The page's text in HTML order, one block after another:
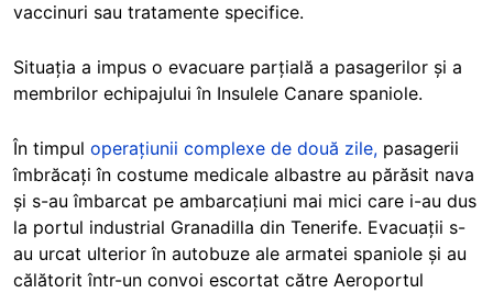
vaccinuri sau tratamente specifice.
Situația a impus o evacuare parțială a pasagerilor și a
membrilor echipajului în Insulele Canare spaniole.
În timpul operațiunii complexe de două zile, pasagerii
îmbrăcați în costume medicale albastre au părăsit nava
și s-au îmbarcat pe ambarcațiuni mai mici care i-au dus
la portul industrial Granadilla din Tenerife. Evacuații s-
au urcat ulterior în autobuze ale armatei spaniole și au
călătorit într-un convoi escortat către Aeroportul